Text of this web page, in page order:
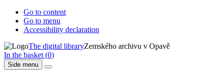
Go to content
Go to menu
Accessibility declaration
The digital libraryZemského archivu v Opavě
In the basket (0)
Side menu